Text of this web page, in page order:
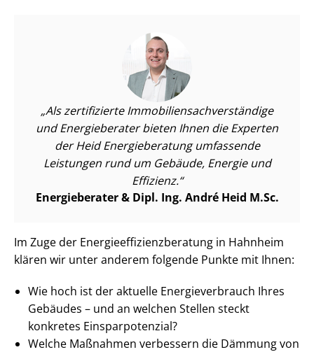
Als zertifizierte Im­mo­bi­li­en­sach­ver­stän­di­ge
und Energieberater bieten Ihnen die Experten
der Heid Energieberatung umfassende
Leistungen rund um Gebäude, Energie und
Effizienz.
Energieberater & Dipl. Ing. André Heid M.Sc.
Im Zuge der En­er­gie­ef­fi­zi­enz­be­ra­tung in Hahnheim
klären wir unter anderem folgende Punkte mit Ihnen:
Wie hoch ist der aktuelle En­er­gie­ver­brauch Ihres
Gebäudes – und an welchen Stellen steckt
konkretes Ein­spar­po­ten­zi­al?
Welche Maßnahmen verbessern die Dämmung von